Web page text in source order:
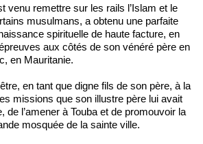
venu remettre sur les rails l’Islam et le
musulmans, a obtenu une parfaite
spirituelle de haute facture, en
aux côtés de son vénéré père en
en Mauritanie.
en tant que digne fils de son père, à la
missions que son illustre père lui avait
de l’amener à Touba et de promouvoir la
mosquée de la sainte ville.